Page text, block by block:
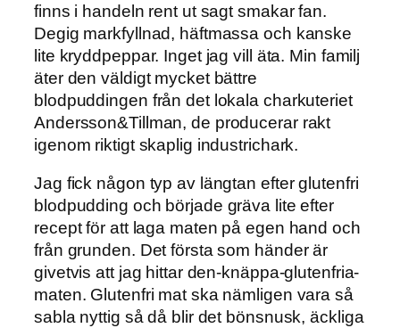
finns i handeln rent ut sagt smakar fan.
Degig markfyllnad, häftmassa och kanske
lite kryddpeppar. Inget jag vill äta. Min familj
äter den väldigt mycket bättre
blodpuddingen från det lokala charkuteriet
Andersson&Tillman, de producerar rakt
igenom riktigt skaplig industrichark.
Jag fick någon typ av längtan efter glutenfri
blodpudding och började gräva lite efter
recept för att laga maten på egen hand och
från grunden. Det första som händer är
givetvis att jag hittar den-knäppa-glutenfria-
maten. Glutenfri mat ska nämligen vara så
sabla nyttig så då blir det bönsnusk, äckliga